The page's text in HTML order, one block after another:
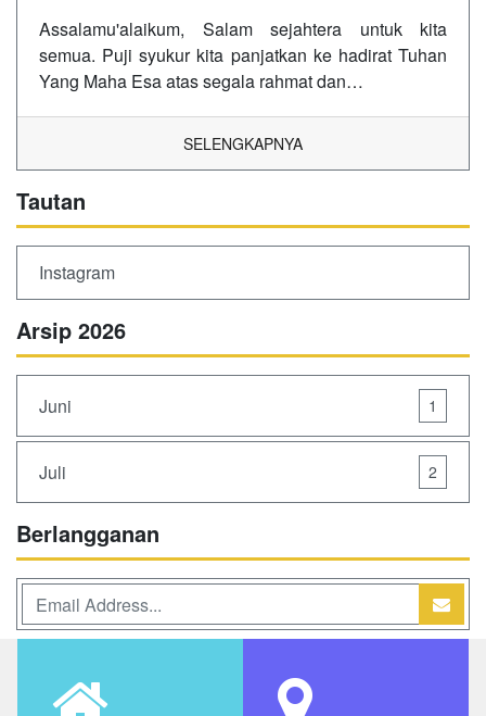
Assalamu'alaikum, Salam sejahtera untuk kita
semua. Puji syukur kita panjatkan ke hadirat Tuhan
Yang Maha Esa atas segala rahmat dan…
SELENGKAPNYA
Tautan
Instagram
Arsip 2026
Juni 1
Juli 2
Berlangganan